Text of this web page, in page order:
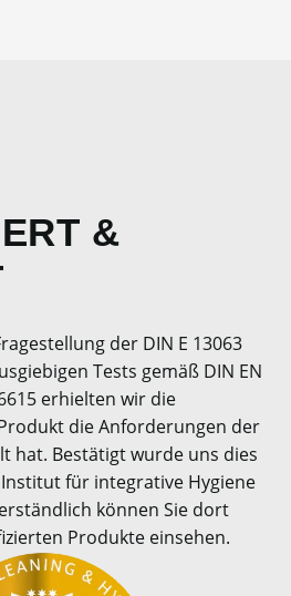
&
der DIN E 13063
Tests gemäß DIN EN
erhielten wir die
die Anforderungen der
hat. Bestätigt wurde uns dies
für integrative Hygiene
können Sie dort
Produkte einsehen.